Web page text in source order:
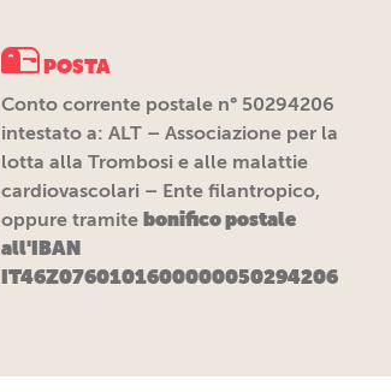
POSTA
Conto corrente postale n° 50294206
intestato a: ALT – Associazione per la
lotta alla Trombosi e alle malattie
cardiovascolari – Ente filantropico,
oppure tramite bonifico postale
all'IBAN
IT46Z0760101600000050294206